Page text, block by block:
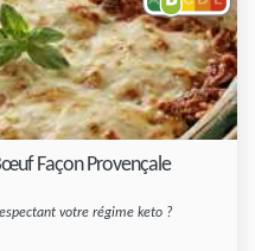
Façon Provençale
votre régime keto ?